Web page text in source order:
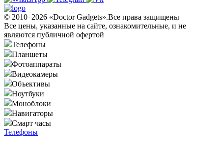
© 2010–2026 «Doctor Gadgets».Все права защищены
Все цены, указанные на сайте, ознакомительные, и не
являются публичной офертой
Телефоны
Планшеты
Фотоаппараты
Видеокамеры
Объективы
Ноутбуки
Моноблоки
Навигаторы
Смарт часы
Телефоны